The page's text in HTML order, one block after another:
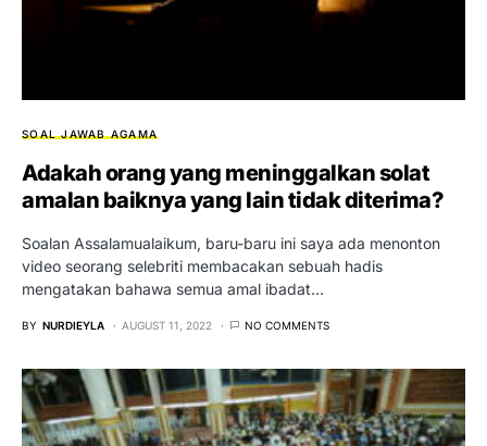
SOAL JAWAB AGAMA
Adakah orang yang meninggalkan solat
amalan baiknya yang lain tidak diterima?
Soalan Assalamualaikum, baru-baru ini saya ada menonton
video seorang selebriti membacakan sebuah hadis
mengatakan bahawa semua amal ibadat…
BY NURDIEYLA AUGUST 11, 2022 NO COMMENTS